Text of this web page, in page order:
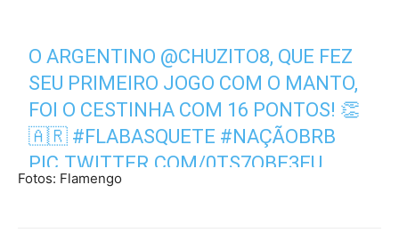
O ARGENTINO @CHUZITO8, QUE FEZ
SEU PRIMEIRO JOGO COM O MANTO,
FOI O CESTINHA COM 16 PONTOS! 👏
🇦🇷 #FLABASQUETE #NAÇÃOBRB
PIC.TWITTER.COM/0TS7OBE3EU
Fotos: Flamengo